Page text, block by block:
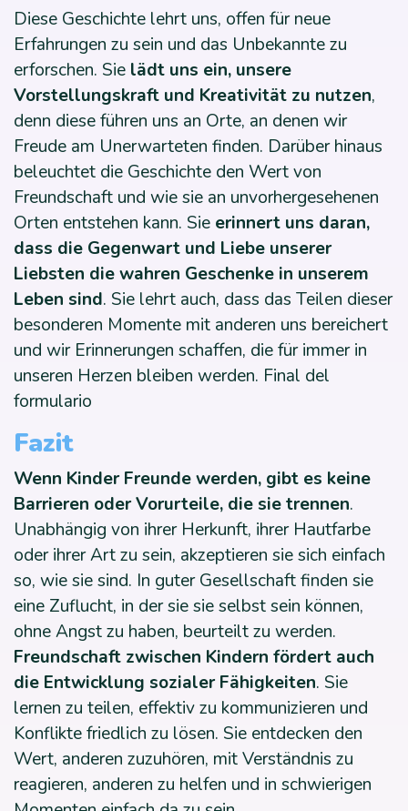
Diese Geschichte lehrt uns, offen für neue
Erfahrungen zu sein und das Unbekannte zu
erforschen. Sie lädt uns ein, unsere
Vorstellungskraft und Kreativität zu nutzen,
denn diese führen uns an Orte, an denen wir
Freude am Unerwarteten finden. Darüber hinaus
beleuchtet die Geschichte den Wert von
Freundschaft und wie sie an unvorhergesehenen
Orten entstehen kann. Sie erinnert uns daran,
dass die Gegenwart und Liebe unserer
Liebsten die wahren Geschenke in unserem
Leben sind. Sie lehrt auch, dass das Teilen dieser
besonderen Momente mit anderen uns bereichert
und wir Erinnerungen schaffen, die für immer in
unseren Herzen bleiben werden. Final del
formulario
Fazit
Wenn Kinder Freunde werden, gibt es keine
Barrieren oder Vorurteile, die sie trennen.
Unabhängig von ihrer Herkunft, ihrer Hautfarbe
oder ihrer Art zu sein, akzeptieren sie sich einfach
so, wie sie sind. In guter Gesellschaft finden sie
eine Zuflucht, in der sie sie selbst sein können,
ohne Angst zu haben, beurteilt zu werden.
Freundschaft zwischen Kindern fördert auch
die Entwicklung sozialer Fähigkeiten. Sie
lernen zu teilen, effektiv zu kommunizieren und
Konflikte friedlich zu lösen. Sie entdecken den
Wert, anderen zuzuhören, mit Verständnis zu
reagieren, anderen zu helfen und in schwierigen